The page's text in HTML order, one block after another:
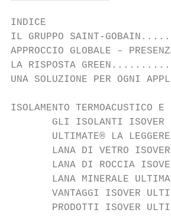
INDICE
IL GRUPPO
APPROCCIO
LA RISPOSTA
UNA SOLUZIONE
ISOLAMENTO
GLI ISOLANTI ISOVER
ULTIMATE® LA
LANA DI VETRO
LANA DI ROCCIA
LANA MINERALE
VANTAGGI ISOVER
PRODOTTI ISOVER